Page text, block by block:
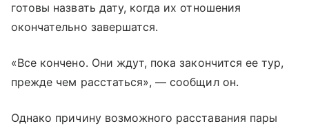
готовы назвать дату, когда их отношения
окончательно завершатся.
«Все кончено. Они ждут, пока закончится ее тур,
прежде чем расстаться», — сообщил он.
Однако причину возможного расставания пары